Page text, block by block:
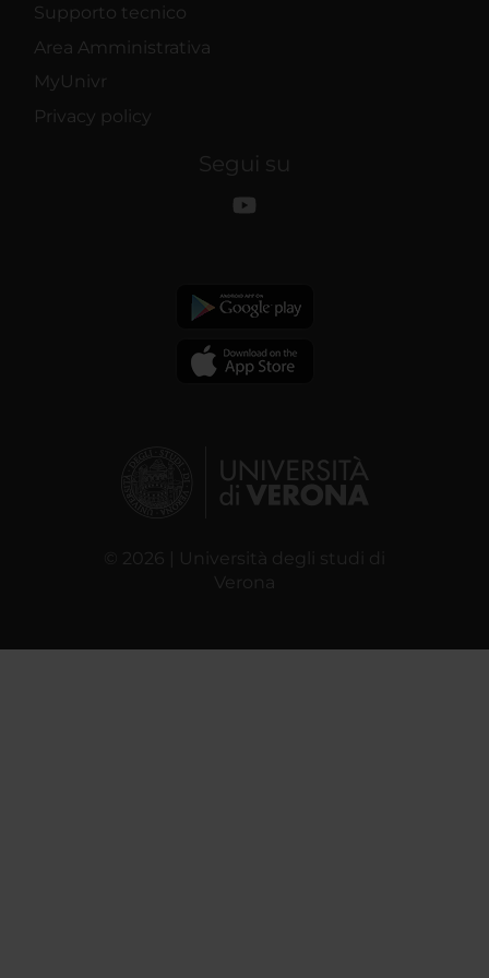
Supporto tecnico
Area Amministrativa
MyUnivr
Privacy policy
Segui su
© 2026 | Università degli studi di
Verona